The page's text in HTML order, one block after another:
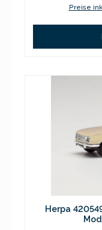
Preise
Herpa